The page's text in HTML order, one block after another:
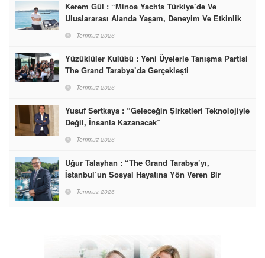
Kerem Gül : “Minoa Yachts Türkiye’de Ve
Uluslararası Alanda Yaşam, Deneyim Ve Etkinlik
Markası Olacak”
Temmuz 2026
Yüzüklüler Kulübü : Yeni Üyelerle Tanışma Partisi
The Grand Tarabya’da Gerçekleşti
Temmuz 2026
Yusuf Sertkaya : “Geleceğin Şirketleri Teknolojiyle
Değil, İnsanla Kazanacak”
Temmuz 2026
Uğur Talayhan : “The Grand Tarabya’yı,
İstanbul’un Sosyal Hayatına Yön Veren Bir
Destinasyon Haline Getirmeyi Hedefliyorum”
Temmuz 2026